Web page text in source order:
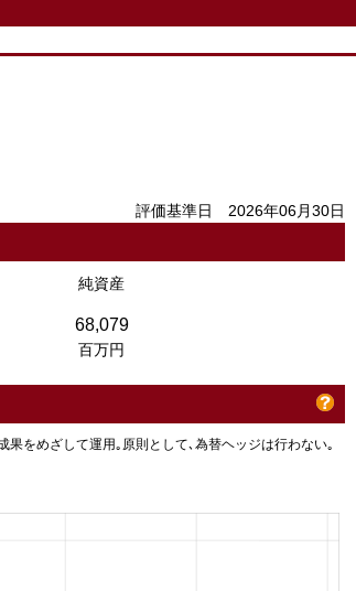
評価基準日 2026年06月30日
純資産
68,079
百万円
をめざして運用｡原則として､為替ヘッジは行わない｡